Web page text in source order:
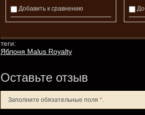
Добавить к сравнению
теги:
Яблоня Malus Royalty
Оставьте отзыв
Заполните обязательные поля *